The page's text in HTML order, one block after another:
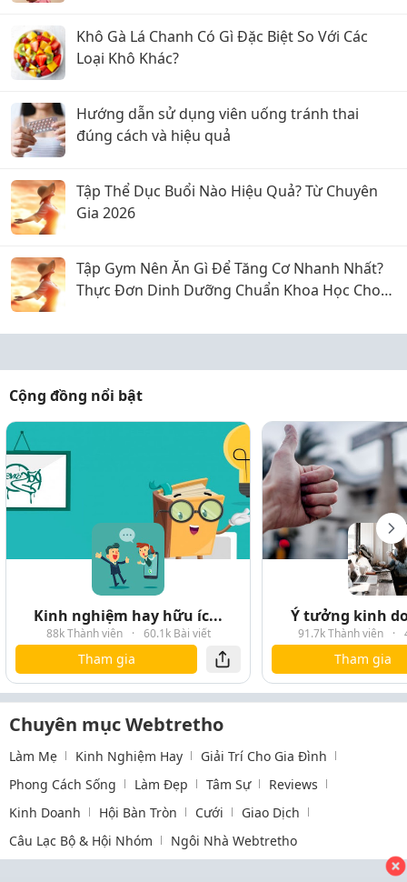
Khô Gà Lá Chanh Có Gì Đặc Biệt So Với Các
Loại Khô Khác?
Hướng dẫn sử dụng viên uống tránh thai
đúng cách và hiệu quả
Tập Thể Dục Buổi Nào Hiệu Quả? Từ Chuyên
Gia 2026
Tập Gym Nên Ăn Gì Để Tăng Cơ Nhanh Nhất?
Thực Đơn Dinh Dưỡng Chuẩn Khoa Học Cho
Cộng đồng nổi bật
Kinh nghiệm hay hữu íc...
88k Thành viên · 60.1k Bài viết
Tham gia
Ý tưởng kinh
91.7k Thành viên ·
Tham gia
Chuyên mục Webtretho
Làm Mẹ Kinh Nghiệm Hay
Giải Trí Cho Gia Đình
Phong Cách Sống
Làm Đẹp Tâm Sự
Reviews
Kinh Doanh
Hội Bàn Tròn Cưới
Giao Dịch
Câu Lạc Bộ & Hội Nhóm
Ngôi Nhà Webtretho